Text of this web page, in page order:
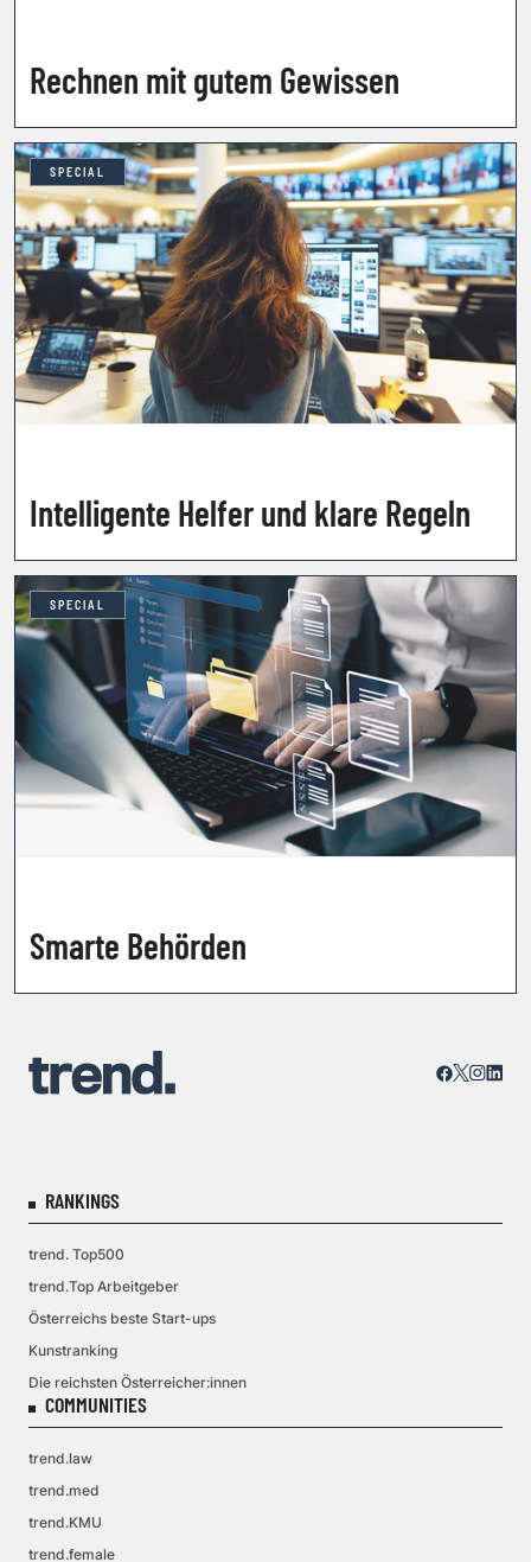
Rechnen mit gutem Gewissen
SPECIAL
Intelligente Helfer und klare Regeln
SPECIAL
Smarte Behörden
RANKINGS
trend. Top500
trend.Top Arbeitgeber
Österreichs beste Start-ups
Kunstranking
Die reichsten Österreicher:innen
COMMUNITIES
trend.law
trend.med
trend.KMU
trend.female